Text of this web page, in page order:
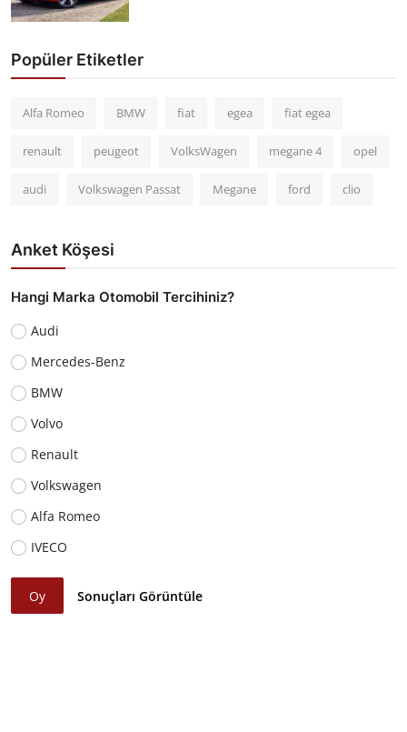
Popüler Etiketler
Alfa Romeo BMW fiat egea fiat egea
renault peugeot VolksWagen megane 4 opel
audi Volkswagen Passat Megane ford clio
Anket Köşesi
Hangi Marka Otomobil Tercihiniz?
Audi
Mercedes-Benz
BMW
Volvo
Renault
Volkswagen
Alfa Romeo
IVECO
Oy Sonuçları Görüntüle